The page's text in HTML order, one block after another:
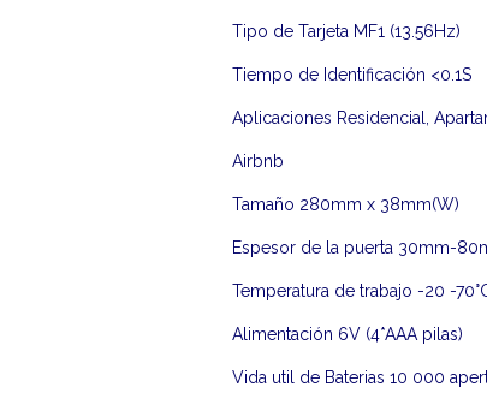
Tipo de Tarjeta MF1 (13.56Hz)
Tiempo de Identificación <0.1S
Aplicaciones Residencial,
Airbnb
Tamaño 280mm x 38mm(W)
Espesor de la puerta 30mm-
Temperatura de trabajo -20 -
Alimentación 6V (4*AAA pilas)
Vida util de Baterias 10 000